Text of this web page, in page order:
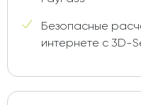
Безопасные
интернете с 3D-